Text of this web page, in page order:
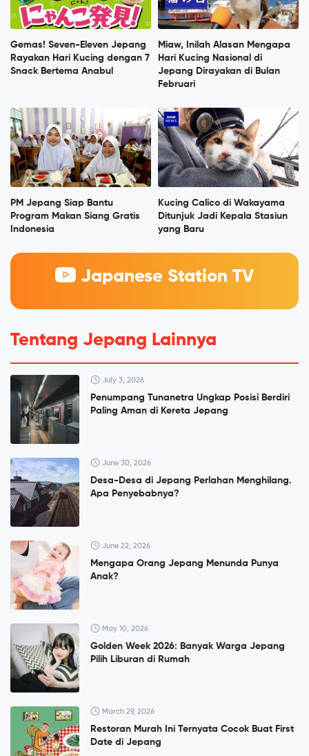
Gemas! Seven-Eleven Jepang
Rayakan Hari Kucing dengan 7
Snack Bertema Anabul
Miaw, Inilah Alasan Mengapa
Hari Kucing Nasional di
Jepang Dirayakan di Bulan
Februari
PM Jepang Siap Bantu
Program Makan Siang Gratis
Indonesia
Kucing Calico di Wakayama
Ditunjuk Jadi Kepala Stasiun
yang Baru
Japanese Station TV
Tentang Jepang Lainnya
July 3, 2026
Penumpang Tunanetra Ungkap Posisi Berdiri
Paling Aman di Kereta Jepang
June 30, 2026
Desa-Desa di Jepang Perlahan Menghilang.
Apa Penyebabnya?
June 22, 2026
Mengapa Orang Jepang Menunda Punya
Anak?
May 10, 2026
Golden Week 2026: Banyak Warga Jepang
Pilih Liburan di Rumah
March 29, 2026
Restoran Murah Ini Ternyata Cocok Buat First
Date di Jepang